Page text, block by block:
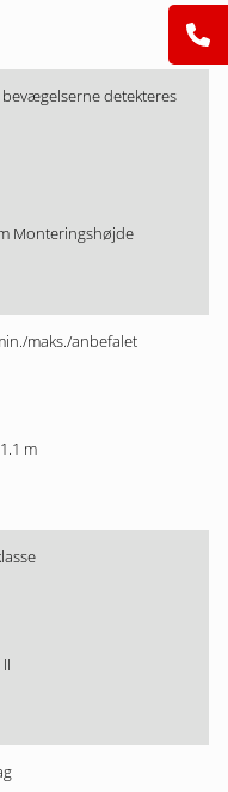
detekteres
Monteringshøjde
maks./anbefalet
m